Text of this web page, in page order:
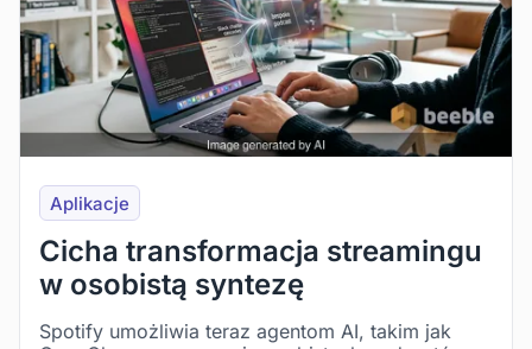
Aplikacje
Cicha transformacja streamingu
w osobistą syntezę
Spotify umożliwia teraz agentom AI, takim jak